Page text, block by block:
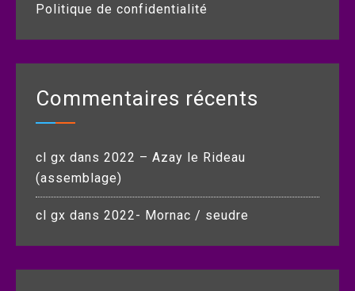
Politique de confidentialité
Commentaires récents
cl gx dans 2022 – Azay le Rideau
(assemblage)
cl gx dans 2022- Mornac / seudre